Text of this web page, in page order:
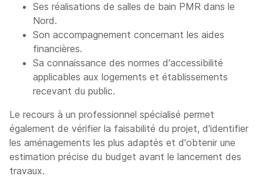
Ses réalisations de salles de bain PMR dans le
Nord.
Son accompagnement concernant les aides
financières.
Sa connaissance des normes d'accessibilité
applicables aux logements et établissements
recevant du public.
Le recours à un professionnel spécialisé permet
également de vérifier la faisabilité du projet, d'identifier
les aménagements les plus adaptés et d'obtenir une
estimation précise du budget avant le lancement des
travaux.